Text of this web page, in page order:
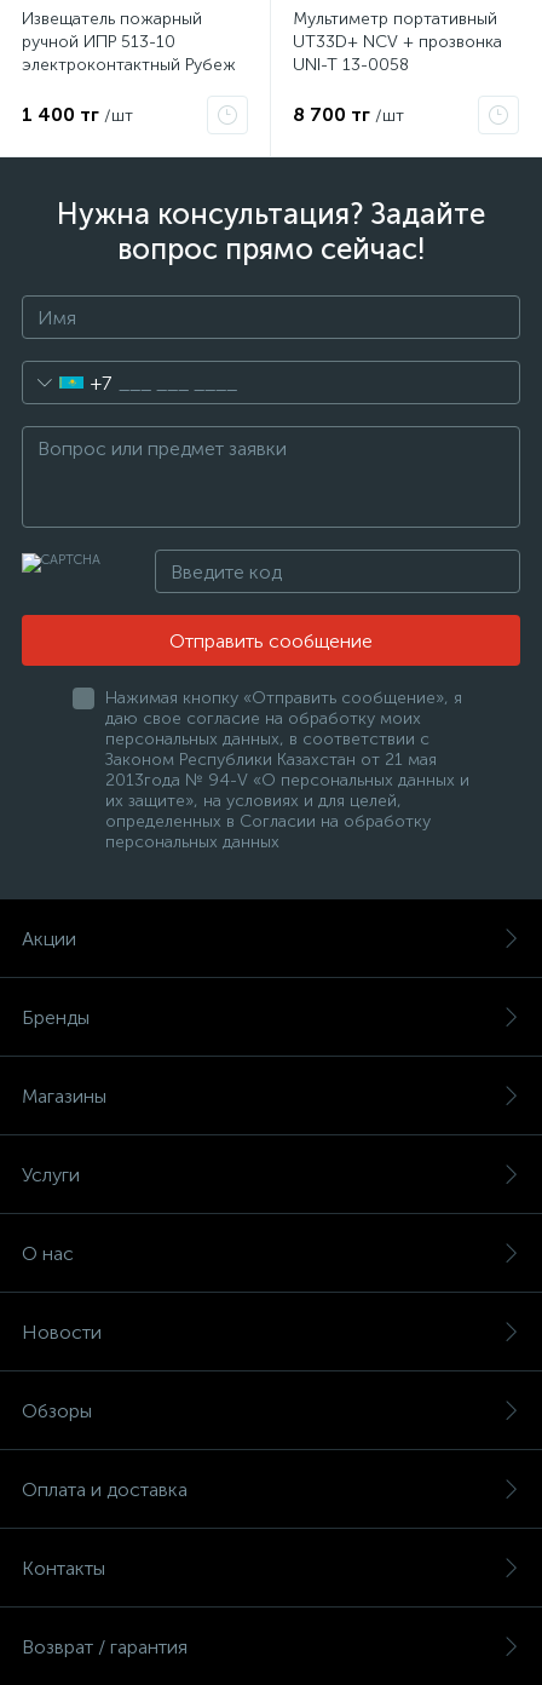
Извещатель пожарный
ручной ИПР 513-10
электроконтактный Рубеж
1 400 тг /шт
Мультиметр портативный
UT33D+ NCV + прозвонка
UNI-T 13-0058
8 700 тг /шт
Нужна консультация? Задайте
вопрос прямо сейчас!
+7
Отправить сообщение
Нажимая кнопку «Отправить сообщение», я
даю свое согласие на обработку моих
персональных данных, в соответствии с
Законом Республики Казахстан от 21 мая
2013года № 94-V «О персональных данных и
их защите», на условиях и для целей,
определенных в Согласии на обработку
персональных данных
Акции
Бренды
Магазины
Услуги
О нас
Новости
Обзоры
Оплата и доставка
Контакты
Возврат / гарантия